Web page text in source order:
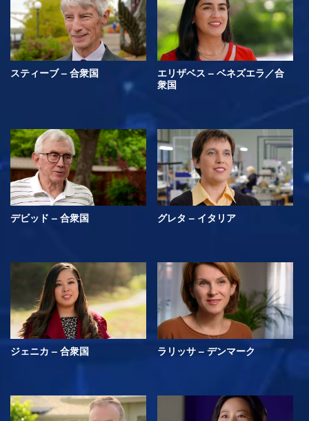
スティーブ – 合衆国
エリザベス – ベネズエラ／合
衆国
デビッド – 合衆国 グレタ – イタリア
ジェニカ – 合衆国 ラリッサ – デンマーク